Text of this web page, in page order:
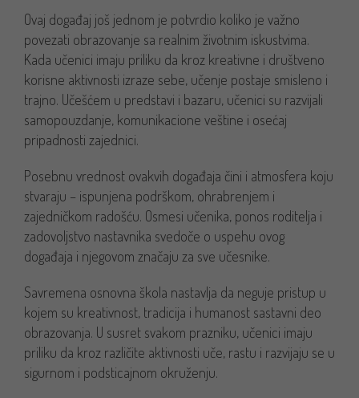
Ovaj događaj još jednom je potvrdio koliko je važno
povezati obrazovanje sa realnim životnim iskustvima.
Kada učenici imaju priliku da kroz kreativne i društveno
korisne aktivnosti izraze sebe, učenje postaje smisleno i
trajno. Učešćem u predstavi i bazaru, učenici su razvijali
samopouzdanje, komunikacione veštine i osećaj
pripadnosti zajednici.
Posebnu vrednost ovakvih događaja čini i atmosfera koju
stvaraju – ispunjena podrškom, ohrabrenjem i
zajedničkom radošću. Osmesi učenika, ponos roditelja i
zadovoljstvo nastavnika svedoče o uspehu ovog
događaja i njegovom značaju za sve učesnike.
Savremena osnovna škola nastavlja da neguje pristup u
kojem su kreativnost, tradicija i humanost sastavni deo
obrazovanja. U susret svakom prazniku, učenici imaju
priliku da kroz različite aktivnosti uče, rastu i razvijaju se u
sigurnom i podsticajnom okruženju.